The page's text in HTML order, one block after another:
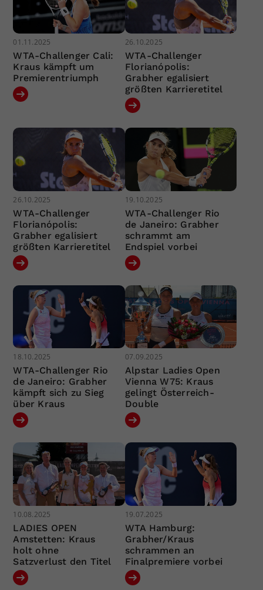
01.11.2025
WTA-Challenger Cali:
Kraus kämpft um
Premierentriumph
26.10.2025
WTA-Challenger
Florianópolis:
Grabher egalisiert
größten Karrieretitel
26.10.2025
WTA-Challenger
Florianópolis:
Grabher egalisiert
größten Karrieretitel
19.10.2025
WTA-Challenger Rio
de Janeiro: Grabher
schrammt am
Endspiel vorbei
18.10.2025
WTA-Challenger Rio
de Janeiro: Grabher
kämpft sich zu Sieg
über Kraus
07.09.2025
Alpstar Ladies Open
Vienna W75: Kraus
gelingt Österreich-
Double
10.08.2025
LADIES OPEN
Amstetten: Kraus
holt ohne
Satzverlust den Titel
19.07.2025
WTA Hamburg:
Grabher/Kraus
schrammen an
Finalpremiere vorbei